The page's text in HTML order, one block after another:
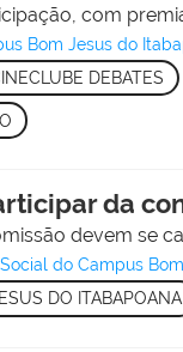
com
Bom Jesus do
DEBATES
da
devem se
do Campus
DO ITABAPOANA